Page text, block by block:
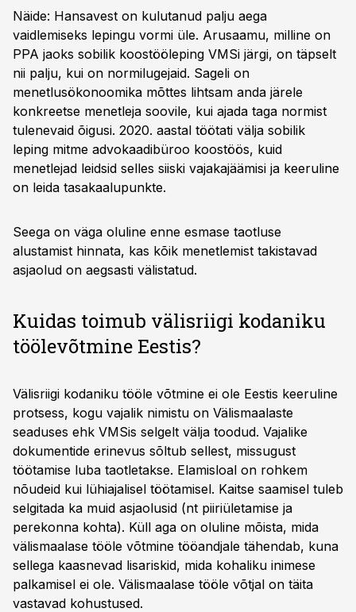
Näide: Hansavest on kulutanud palju aega
vaidlemiseks lepingu vormi üle. Arusaamu, milline on
PPA jaoks sobilik koostööleping VMSi järgi, on täpselt
nii palju, kui on normilugejaid. Sageli on
menetlusökonoomika mõttes lihtsam anda järele
konkreetse menetleja soovile, kui ajada taga normist
tulenevaid õigusi. 2020. aastal töötati välja sobilik
leping mitme advokaadibüroo koostöös, kuid
menetlejad leidsid selles siiski vajakajäämisi ja keeruline
on leida tasakaalupunkte.
Seega on väga oluline enne esmase taotluse
alustamist hinnata, kas kõik menetlemist takistavad
asjaolud on aegsasti välistatud.
Kuidas toimub välisriigi kodaniku
töölevõtmine Eestis?
Välisriigi kodaniku tööle võtmine ei ole Eestis keeruline
protsess, kogu vajalik nimistu on Välismaalaste
seaduses ehk VMSis selgelt välja toodud. Vajalike
dokumentide erinevus sõltub sellest, missugust
töötamise luba taotletakse. Elamisloal on rohkem
nõudeid kui lühiajalisel töötamisel. Kaitse saamisel tuleb
selgitada ka muid asjaolusid (nt piiriületamise ja
perekonna kohta). Küll aga on oluline mõista, mida
välismaalase tööle võtmine tööandjale tähendab, kuna
sellega kaasnevad lisariskid, mida kohaliku inimese
palkamisel ei ole. Välismaalase tööle võtjal on täita
vastavad kohustused.